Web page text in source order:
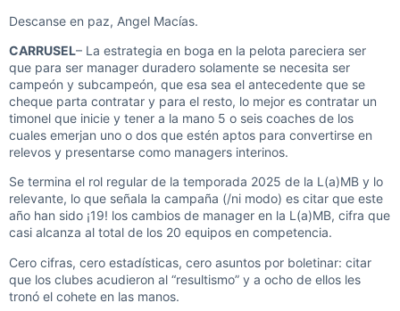
Descanse en paz, Angel Macías.
CARRUSEL– La estrategia en boga en la pelota pareciera ser
que para ser manager duradero solamente se necesita ser
campeón y subcampeón, que esa sea el antecedente que se
cheque parta contratar y para el resto, lo mejor es contratar un
timonel que inicie y tener a la mano 5 o seis coaches de los
cuales emerjan uno o dos que estén aptos para convertirse en
relevos y presentarse como managers interinos.
Se termina el rol regular de la temporada 2025 de la L(a)MB y lo
relevante, lo que señala la campaña (/ni modo) es citar que este
año han sido ¡19! los cambios de manager en la L(a)MB, cifra que
casi alcanza al total de los 20 equipos en competencia.
Cero cifras, cero estadísticas, cero asuntos por boletinar: citar
que los clubes acudieron al “resultismo” y a ocho de ellos les
tronó el cohete en las manos.